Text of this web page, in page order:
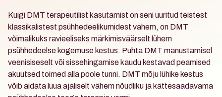
Kuigi DMT terapeutilist kasutamist on seni uuritud teistest
klassikalistest psühhedeelikumidest vähem, on DMT
võimalikuks ravieeliseks märkimisväärselt lühem
psühhedeelse kogemuse kestus. Puhta DMT manustamisel
veenisiseselt või sissehingamise kaudu kestavad peamised
akuutsed toimed alla poole tunni. DMT mõju lühike kestus
võib aidata luua ajaliselt vähem nõudliku ja kättesaadavama